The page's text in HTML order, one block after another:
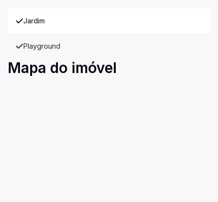
Jardim
Playground
Mapa do imóvel